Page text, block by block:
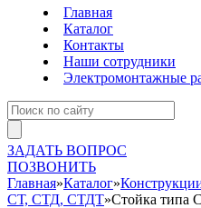
Главная
Каталог
Контакты
Наши сотрудники
Электромонтажные
ЗАДАТЬ ВОПРОС
ПОЗВОНИТЬ
Главная»Каталог»
СТ, СТД, СТДТ»Стойка типа